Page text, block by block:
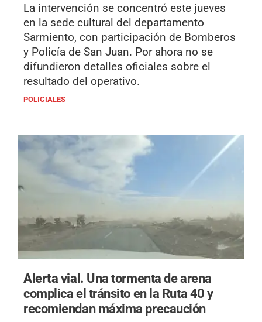
La intervención se concentró este jueves
en la sede cultural del departamento
Sarmiento, con participación de Bomberos
y Policía de San Juan. Por ahora no se
difundieron detalles oficiales sobre el
resultado del operativo.
POLICIALES
Alerta vial. Una tormenta de arena
complica el tránsito en la Ruta 40 y
recomiendan máxima precaución